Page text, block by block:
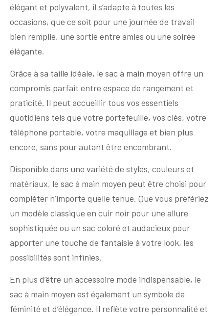
élégant et polyvalent, il s’adapte à toutes les
occasions, que ce soit pour une journée de travail
bien remplie, une sortie entre amies ou une soirée
élégante.
Grâce à sa taille idéale, le sac à main moyen offre un
compromis parfait entre espace de rangement et
praticité. Il peut accueillir tous vos essentiels
quotidiens tels que votre portefeuille, vos clés, votre
téléphone portable, votre maquillage et bien plus
encore, sans pour autant être encombrant.
Disponible dans une variété de styles, couleurs et
matériaux, le sac à main moyen peut être choisi pour
compléter n’importe quelle tenue. Que vous préfériez
un modèle classique en cuir noir pour une allure
sophistiquée ou un sac coloré et audacieux pour
apporter une touche de fantaisie à votre look, les
possibilités sont infinies.
En plus d’être un accessoire mode indispensable, le
sac à main moyen est également un symbole de
féminité et d’élégance. Il reflète votre personnalité et